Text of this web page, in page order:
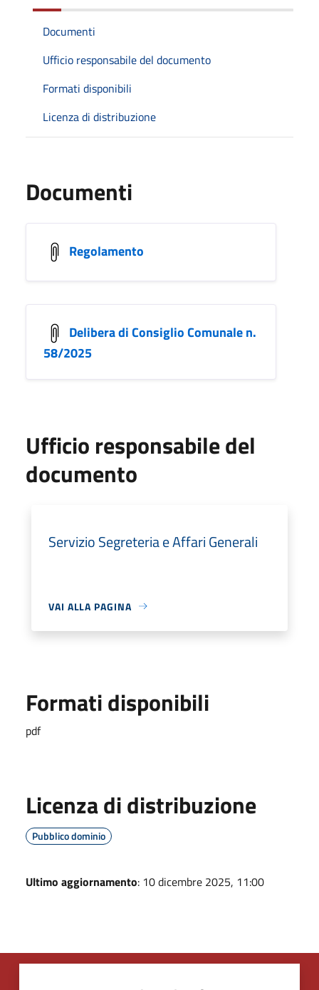
Documenti
Ufficio responsabile del documento
Formati disponibili
Licenza di distribuzione
Documenti
Regolamento
Delibera di Consiglio Comunale n.
58/2025
Ufficio responsabile del
documento
Servizio Segreteria e Affari Generali
VAI ALLA PAGINA
Formati disponibili
pdf
Licenza di distribuzione
Pubblico dominio
Ultimo aggiornamento: 10 dicembre 2025, 11:00